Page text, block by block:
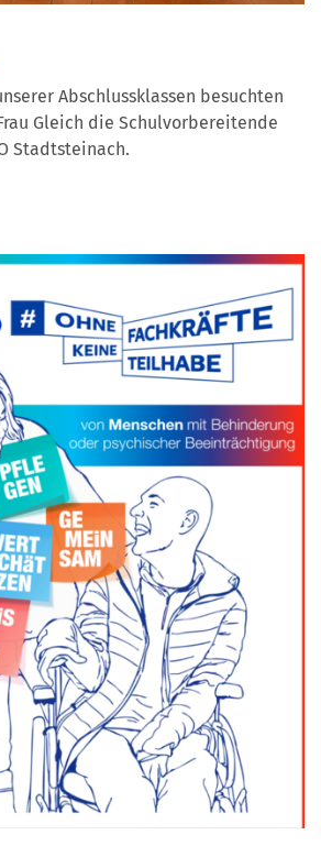
Abschlussklassen besuchten
Gleich die Schulvorbereitende
Stadtsteinach.